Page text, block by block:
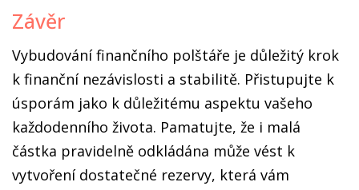
Závěr
Vybudování finančního polštáře je důležitý krok
k finanční nezávislosti a stabilitě. Přistupujte k
úsporám jako k důležitému aspektu vašeho
každodenního života. Pamatujte, že i malá
částka pravidelně odkládána může vést k
vytvoření dostatečné rezervy, která vám